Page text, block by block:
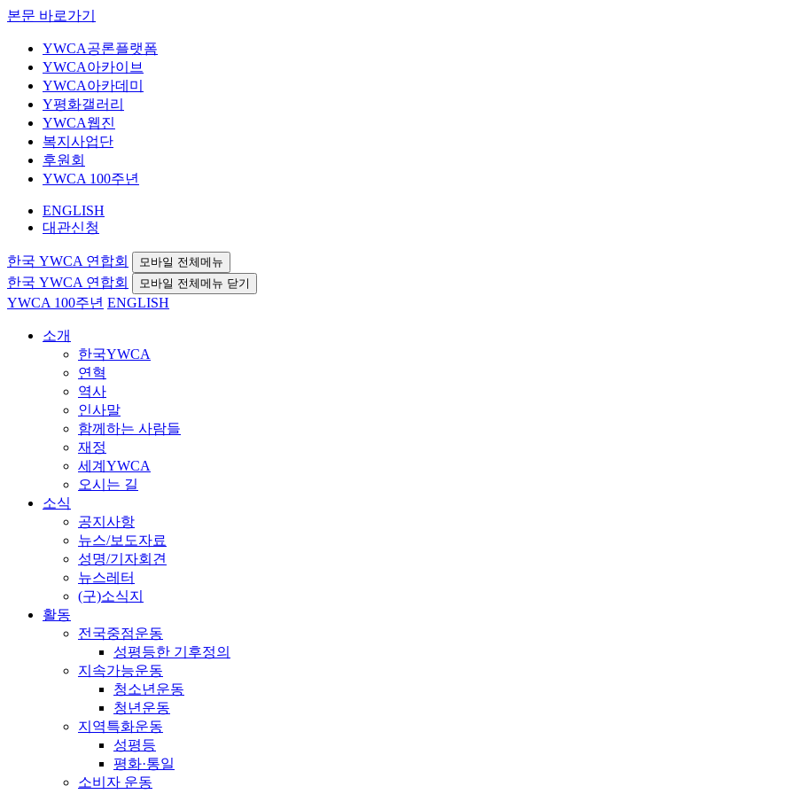
본문 바로가기
YWCA공론플랫폼
YWCA아카이브
YWCA아카데미
Y평화갤러리
YWCA웹진
복지사업단
후원회
YWCA 100주년
ENGLISH
대관신청
한국 YWCA 연합회 모바일 전체메뉴
한국 YWCA 연합회 모바일 전체메뉴 닫기
YWCA 100주년 ENGLISH
소개
한국YWCA
연혁
역사
인사말
함께하는 사람들
재정
세계YWCA
오시는 길
소식
공지사항
뉴스/보도자료
성명/기자회견
뉴스레터
(구)소식지
활동
전국중점운동
성평등한 기후정의
지속가능운동
청소년운동
청년운동
지역특화운동
성평등
평화·통일
소비자 운동